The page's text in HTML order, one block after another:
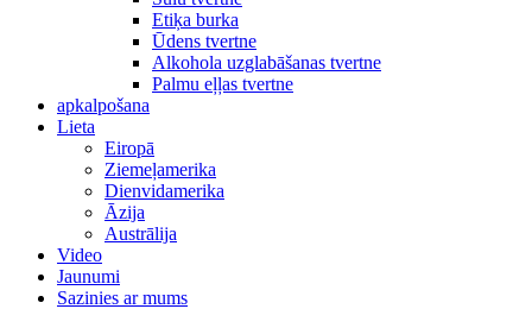
Etiķa burka
Ūdens tvertne
Alkohola uzglabāšanas tvertne
Palmu eļļas tvertne
apkalpošana
Lieta
Eiropā
Ziemeļamerika
Dienvidamerika
Āzija
Austrālija
Video
Jaunumi
Sazinies ar mums